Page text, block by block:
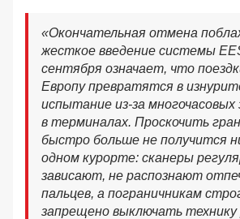
«Окончательная отмена
жесткое введение системы
сентября означает, что
Европу превратятся в
испытание из-за многочасовых
в терминалах. Проскочить
быстро больше не получится
одном курорте: сканеры
зависают, не распознают
пальцев, а пограничникам
запрещено выключать технику